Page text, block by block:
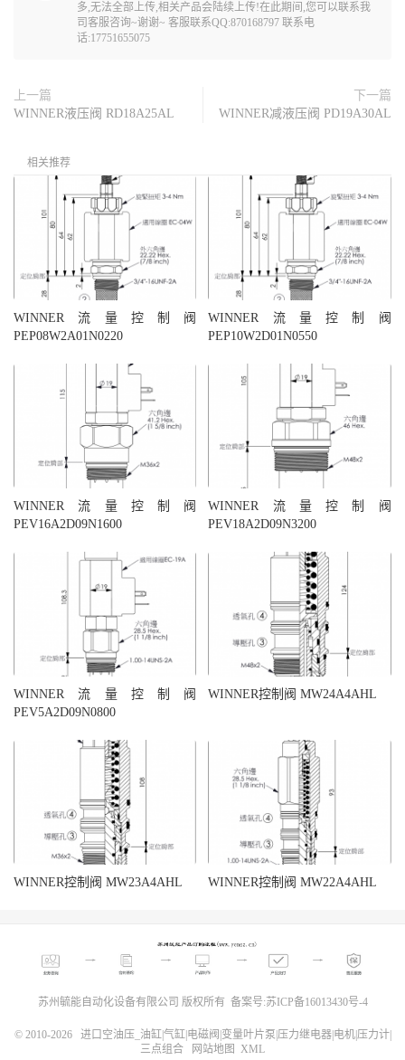
多,无法全部上传,相关产品会陆续上传!在此期间,您可以联系我
司客服咨询~谢谢~ 客服联系QQ:870168797 联系电
话:17751655075
上一篇
WINNER液压阀 RD18A25AL
下一篇
WINNER减液压阀 PD19A30AL
相关推荐
WINNER流量控制阀
PEP08W2A01N0220
WINNER流量控制阀
PEP10W2D01N0550
WINNER流量控制阀
PEV16A2D09N1600
WINNER流量控制阀
PEV18A2D09N3200
WINNER流量控制阀
PEV5A2D09N0800
WINNER控制阀 MW24A4AHL
WINNER控制阀 MW23A4AHL WINNER控制阀 MW22A4AHL
苏州毓能自动化设备有限公司 版权所有 备案号:苏ICP备16013430号-4
© 2010-2026 进口空油压_油缸|气缸|电磁阀|变量叶片泵|压力继电器|电机|压力计|
三点组合
网站地图 XML